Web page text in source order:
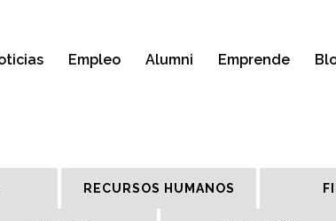
Empleo Alumni Emprende
RECURSOS HUMANOS